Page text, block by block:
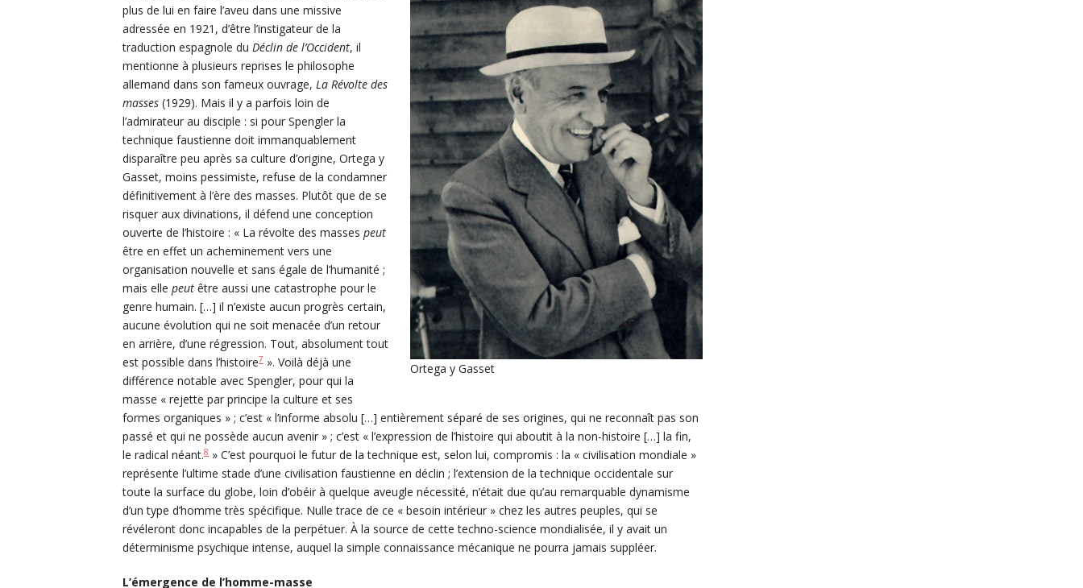
Ortega y Gasset
plus de lui en faire l’aveu dans une missive
adressée en 1921, d’être l’instigateur de la
traduction espagnole du Déclin de l’Occident, il
mentionne à plusieurs reprises le philosophe
allemand dans son fameux ouvrage, La Révolte des
masses (1929). Mais il y a parfois loin de
l’admirateur au disciple : si pour Spengler la
technique faustienne doit immanquablement
disparaître peu après sa culture d’origine, Ortega y
Gasset, moins pessimiste, refuse de la condamner
définitivement à l’ère des masses. Plutôt que de se
risquer aux divinations, il défend une conception
ouverte de l’histoire : « La révolte des masses peut
être en effet un acheminement vers une
organisation nouvelle et sans égale de l’humanité ;
mais elle peut être aussi une catastrophe pour le
genre humain. […] il n’existe aucun progrès certain,
aucune évolution qui ne soit menacée d’un retour
en arrière, d’une régression. Tout, absolument tout
est possible dans l’histoire7 ». Voilà déjà une
différence notable avec Spengler, pour qui la
masse « rejette par principe la culture et ses
formes organiques » ; c’est « l’informe absolu […] entièrement séparé de ses origines, qui ne reconnaît pas son
passé et qui ne possède aucun avenir » ; c’est « l’expression de l’histoire qui aboutit à la non-histoire […] la fin,
le radical néant.8 » C’est pourquoi le futur de la technique est, selon lui, compromis : la « civilisation mondiale »
représente l’ultime stade d’une civilisation faustienne en déclin ; l’extension de la technique occidentale sur
toute la surface du globe, loin d’obéir à quelque aveugle nécessité, n’était due qu’au remarquable dynamisme
d’un type d’homme très spécifique. Nulle trace de ce « besoin intérieur » chez les autres peuples, qui se
révéleront donc incapables de la perpétuer. À la source de cette techno-science mondialisée, il y avait un
déterminisme psychique intense, auquel la simple connaissance mécanique ne pourra jamais suppléer.
L’émergence de l’homme-masse